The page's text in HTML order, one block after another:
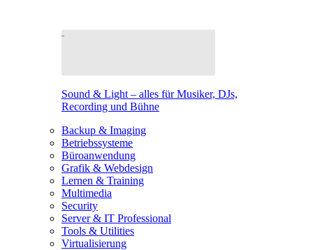
Sound & Light – alles für Musiker, DJs,
Recording und Bühne
Backup & Imaging
Betriebssysteme
Büroanwendung
Grafik & Webdesign
Lernen & Training
Multimedia
Security
Server & IT Professional
Tools & Utilities
Virtualisierung